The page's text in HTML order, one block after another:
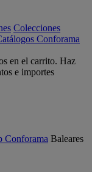
Colecciones
Conforama
en el carrito. Haz
e importes
Conforama Baleares